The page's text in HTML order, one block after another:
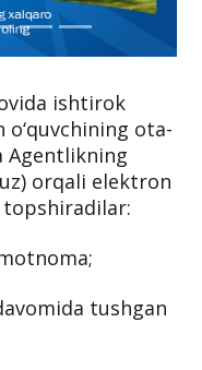
ishtirok
ota-
Agentlikning
orqali elektron
tushgan